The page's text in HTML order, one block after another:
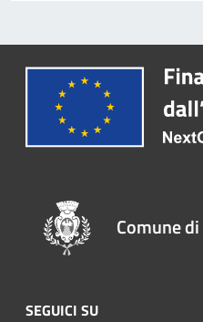
Comune
SEGUICI SU